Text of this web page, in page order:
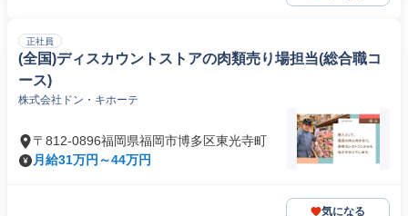
正社員
(全国)ディスカウントストアの肉類売り場担当(総合職コ
ース)
株式会社ドン・キホーテ
〒812-0896福岡県福岡市博多区東光寺町
月給31万円～44万円
気になる